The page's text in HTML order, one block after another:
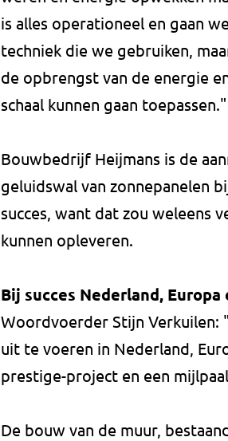
is alles operationeel en gaan
techniek die we gebruiken,
de opbrengst van de energie
schaal kunnen gaan toepassen."
Bouwbedrijf Heijmans is de
geluidswal van zonnepanelen
succes, want dat zou weleens
kunnen opleveren.
Bij succes Nederland,
Woordvoerder Stijn Verkuilen:
uit te voeren in Nederland,
prestige-project en een
De bouw van de muur,